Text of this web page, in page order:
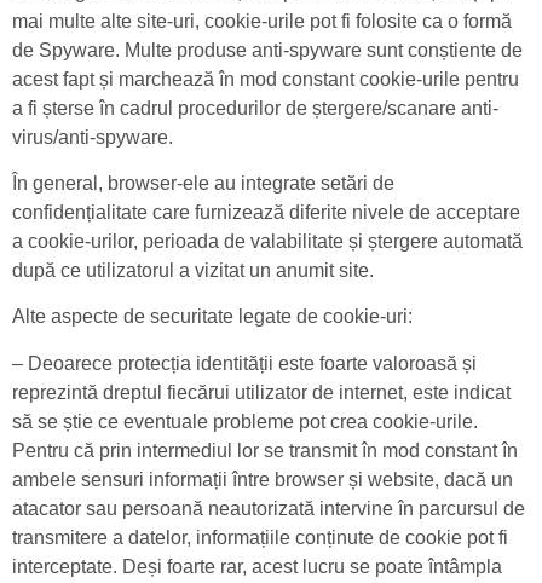
mai multe alte site-uri, cookie-urile pot fi folosite ca o formă
de Spyware. Multe produse anti-spyware sunt conștiente de
acest fapt și marchează în mod constant cookie-urile pentru
a fi șterse în cadrul procedurilor de ștergere/scanare anti-
virus/anti-spyware.
În general, browser-ele au integrate setări de
confidențialitate care furnizează diferite nivele de acceptare
a cookie-urilor, perioada de valabilitate și ștergere automată
după ce utilizatorul a vizitat un anumit site.
Alte aspecte de securitate legate de cookie-uri:
– Deoarece protecția identității este foarte valoroasă și
reprezintă dreptul fiecărui utilizator de internet, este indicat
să se știe ce eventuale probleme pot crea cookie-urile.
Pentru că prin intermediul lor se transmit în mod constant în
ambele sensuri informații între browser și website, dacă un
atacator sau persoană neautorizată intervine în parcursul de
transmitere a datelor, informațiile conținute de cookie pot fi
interceptate. Deși foarte rar, acest lucru se poate întâmpla